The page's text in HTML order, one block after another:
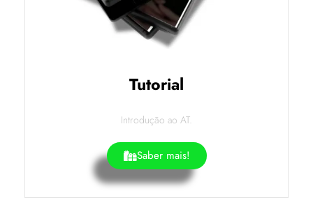
Tutorial
Introdução ao AT.
Saber mais!